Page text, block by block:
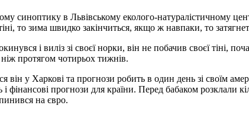
синоптику в Львівському еколого-натуралістичному
то зима швидко закінчиться, якщо ж навпаки, то
і виліз зі своєї норки, він не побачив своєї тіні,
протягом чотирьох тижнів.
він у Харкові та прогнози робить в один день зі своїм
фінансові прогнози для країни. Перед бабаком розклали
на євро.